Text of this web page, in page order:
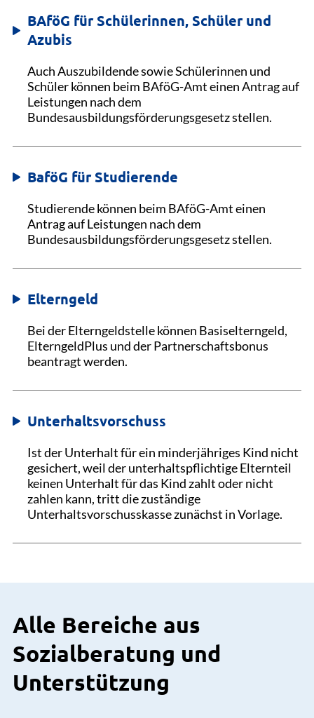
BAföG für Schülerinnen, Schüler und
Azubis
Auch Auszubildende sowie Schülerinnen und
Schüler können beim BAföG-Amt einen Antrag auf
Leistungen nach dem
Bundesausbildungsförderungsgesetz stellen.
BaföG für Studierende
Studierende können beim BAföG-Amt einen
Antrag auf Leistungen nach dem
Bundesausbildungsförderungsgesetz stellen.
Elterngeld
Bei der Elterngeldstelle können Basiselterngeld,
ElterngeldPlus und der Partnerschaftsbonus
beantragt werden.
Unterhaltsvorschuss
Ist der Unterhalt für ein minderjähriges Kind nicht
gesichert, weil der unterhaltspflichtige Elternteil
keinen Unterhalt für das Kind zahlt oder nicht
zahlen kann, tritt die zuständige
Unterhaltsvorschusskasse zunächst in Vorlage.
Alle Bereiche aus
Sozialberatung und
Unterstützung